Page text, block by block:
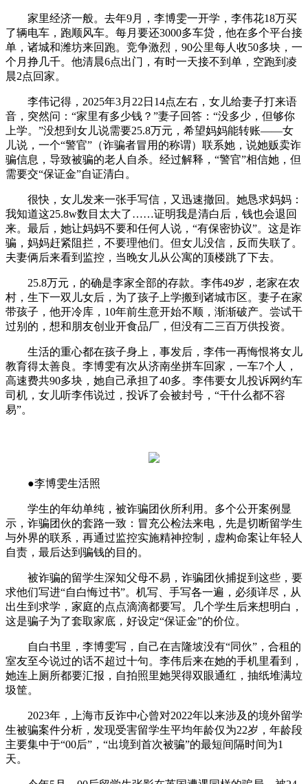
家里经济一般。去年9月，李博雯一开学，李伟花18万买
了辆电车，跑顺风车。每月要还3000多车贷，他在多个平台接
单，诸城和潍坊来回跑。竞争激烈，90公里每人收50多块，一
个月挣几千。他清晨6点出门，有时一天接不到单，空跑到凌
晨2点回家。
李伟记得，2025年3月22日14点左右，女儿给妻子打来语
音，突然问：“家里有多少钱？”妻子回答：“没多少，但够你
上学。”没想到女儿说需要25.8万元，希望妈妈能转账——女
儿说，一个“警官”（诈骗者冒用的称谓）联系她，说她贩卖诈
骗信息，导致被骗的老人自杀。经过解释，“警官”相信她，但
需要交“保证金”自证清白。
很快，女儿发来一张手写信，又迅速撤回。她恳求妈妈：
我知道这25.8w数目太大了……证明我是清白后，钱也会退回
来。最后，她让妈妈不要和任何人说，“有保密协议”。这是诈
骗，妈妈赶紧阻拦，不要理他们。但女儿没信，反而失联了。
夫妻俩后来看到监控，当晚女儿从公寓的顶楼跳了下去。
25.8万元，的确是李家全部的存款。李伟49岁，老家在农
村，生下一双儿女后，为了孩子上学搬到诸城市区。妻子在家
带孩子，他开冷库，10年前生意开始不顺，渐渐破产。尝试干
过别的，想和朋友创业开食品厂，但没有二三百万供投资。
生活的重心都在孩子身上，事发后，李伟一再悔恨将女儿
教育得太善良。李博雯有次从济南坐拼车回家，一车7个人，
高速费共90多块，她自己承担了40多。李伟要女儿投诉网约车
司机，女儿听李伟说过，投诉了会被封号，“干什么都不容
易”。
●李博雯生活照
学生的年幼单纯，被诈骗团伙所利用。多个公开案例显
示，诈骗团伙的套路一致：冒充公检法来电，先是切断留学生
与外界的联系，再通过监控实施精神控制，虚构命案让年轻人
自责，最后达到骗钱的目的。
被诈骗的留学生深知父母不易，诈骗团伙捕捉到这些，要
求他们写进“自白悔过书”。机写、手写各一遍，必须详尽，从
出生到求学，家庭的点点滴滴都要写。几个学生后来想明白，
这是骗子为了套取家底，好设定“保证金”的价位。
自白书里，李博雯写，自己在吉隆坡没有“同伙”，合租的
室友至今说过的话不超过十句。李伟后来在她的手机里看到，
她连上厕所都要汇报，自拍照里她哭得双眼通红，抽纸堆满垃
圾筐。
2023年，上海市反诈中心曾对2022年以来涉及的境外留学
生被骗案件分析，发现受害留学生平均年龄仅为22岁，年龄段
主要集中于“00后”，“出境到首次被骗”的最短间隔时间为1
天。